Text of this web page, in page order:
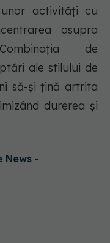
activități cu
asupra
de
ale stilului de
să-și țină artrita
durerea și
News -